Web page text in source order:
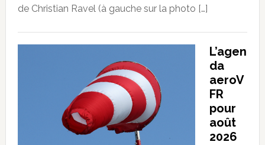
de Christian Ravel (à gauche sur la photo […]
L’agen
da
aeroV
FR
pour
août
2026